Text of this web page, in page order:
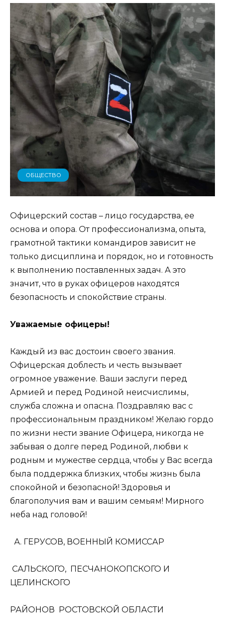
ОБЩЕСТВО
Офицерский состав – лицо государства, ее
основа и опора. От профессионализма, опыта,
грамотной тактики командиров зависит не
только дисциплина и порядок, но и готовность
к выполнению поставленных задач. А это
значит, что в руках офицеров находятся
безопасность и спокойствие страны.
Уважаемые офицеры!
Каждый из вас достоин своего звания.
Офицерская доблесть и честь вызывает
огромное уважение. Ваши заслуги перед
Армией и перед Родиной неисчислимы,
служба сложна и опасна. Поздравляю вас с
профессиональным праздником! Желаю гордо
по жизни нести звание Офицера, никогда не
забывая о долге перед Родиной, любви к
родным и мужестве сердца, чтобы у Вас всегда
была поддержка близких, чтобы жизнь была
спокойной и безопасной! Здоровья и
благополучия вам и вашим семьям! Мирного
неба над головой!
А. ГЕРУСОВ, ВОЕННЫЙ КОМИССАР
САЛЬСКОГО, ПЕСЧАНОКОПСКОГО И
ЦЕЛИНСКОГО
РАЙОНОВ РОСТОВСКОЙ ОБЛАСТИ